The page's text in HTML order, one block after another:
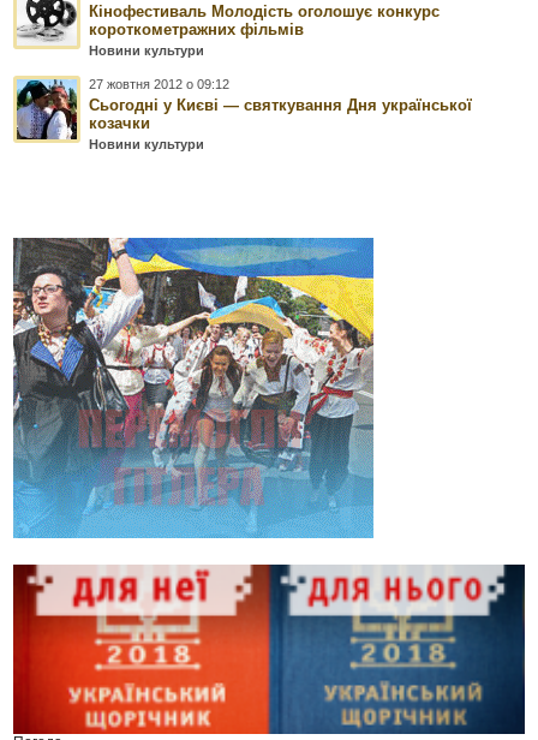
Кінофестиваль Молодість оголошує конкурс
короткометражних фільмів
Новини культури
27 жовтня 2012 о 09:12
Сьогодні у Києві — святкування Дня української
козачки
Новини культури